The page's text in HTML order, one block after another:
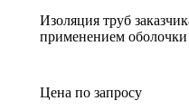
Изоляция труб
применением
Цена по запросу